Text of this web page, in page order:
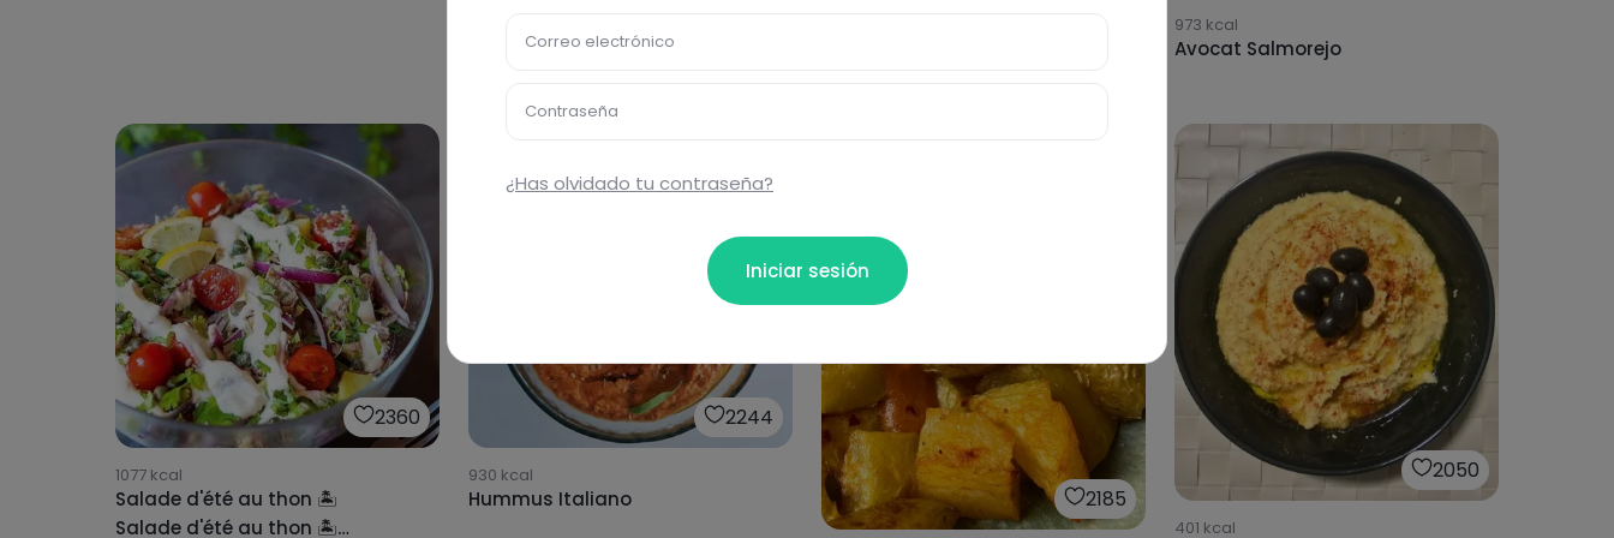
973 kcal
Avocat Salmorejo
2360
1077kcal
Salade d'été au thon 🏝
Salade d'été au thon 🏝
2244
930 kcal
Hummus Italiano 2185
2050
401 kcal
Correo electrónico
Contraseña
¿Has olvidado tu contraseña?
Iniciar sesión